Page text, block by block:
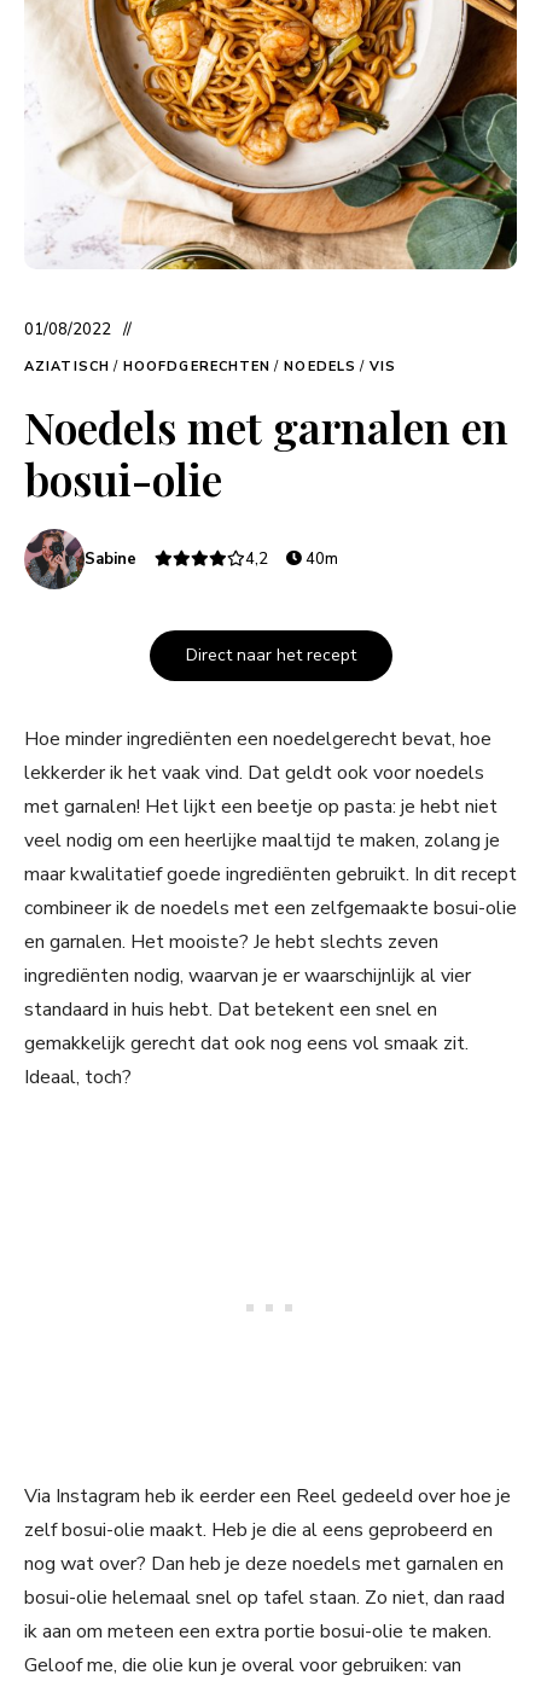
01/08/2022
AZIATISCH / HOOFDGERECHTEN / NOEDELS / VIS
Noedels met garnalen en
bosui-olie
Sabine 4,2 40m
Direct naar het recept
Hoe minder ingrediënten een noedelgerecht bevat, hoe
lekkerder ik het vaak vind. Dat geldt ook voor noedels
met garnalen! Het lijkt een beetje op pasta: je hebt niet
veel nodig om een heerlijke maaltijd te maken, zolang je
maar kwalitatief goede ingrediënten gebruikt. In dit recept
combineer ik de noedels met een zelfgemaakte bosui-olie
en garnalen. Het mooiste? Je hebt slechts zeven
ingrediënten nodig, waarvan je er waarschijnlijk al vier
standaard in huis hebt. Dat betekent een snel en
gemakkelijk gerecht dat ook nog eens vol smaak zit.
Ideaal, toch?
Via Instagram heb ik eerder een Reel gedeeld over hoe je
zelf bosui-olie maakt. Heb je die al eens geprobeerd en
nog wat over? Dan heb je deze noedels met garnalen en
bosui-olie helemaal snel op tafel staan. Zo niet, dan raad
ik aan om meteen een extra portie bosui-olie te maken.
Geloof me, die olie kun je overal voor gebruiken: van